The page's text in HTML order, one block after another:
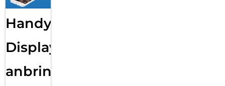
Handy
Displayfolie
anbringen